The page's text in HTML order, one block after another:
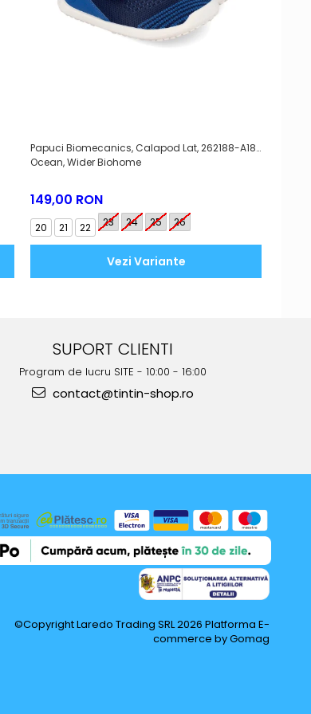
Papuci Biomecanics, Calapod Lat, 262188-A183
Ocean, Wider Biohome
149,00 RON
20 21 22 23 24 25 26
Vezi Variante
SUPORT CLIENTI
Program de lucru SITE - 10:00 - 16:00
contact@tintin-shop.ro
©Copyright Laredo Trading SRL 2026 Platforma E-
commerce by Gomag